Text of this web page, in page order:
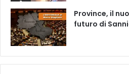
Province, il
futuro di